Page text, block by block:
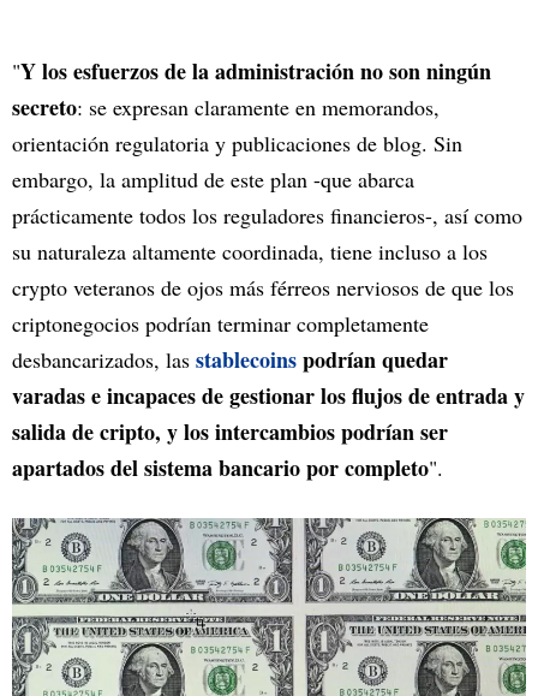
"Y los esfuerzos de la administración no son ningún
secreto: se expresan claramente en memorandos,
orientación regulatoria y publicaciones de blog. Sin
embargo, la amplitud de este plan -que abarca
prácticamente todos los reguladores financieros-, así como
su naturaleza altamente coordinada, tiene incluso a los
crypto veteranos de ojos más férreos nerviosos de que los
criptonegocios podrían terminar completamente
desbancarizados, las stablecoinspodrían quedar
varadas e incapaces de gestionar los flujos de entrada y
salida de cripto, y los intercambios podrían ser
apartados del sistema bancario por completo".